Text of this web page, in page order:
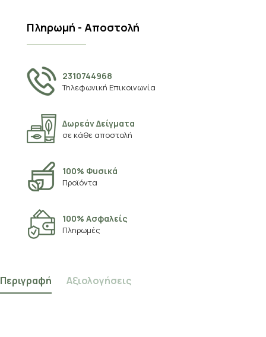
Πληρωμή - Αποστολή
2310744968
Τηλεφωνική Επικοινωνία
Δωρεάν Δείγματα
σε κάθε αποστολή
100% Φυσικά
Προϊόντα
100% Ασφαλείς
Πληρωμές
Περιγραφή Αξιολογήσεις